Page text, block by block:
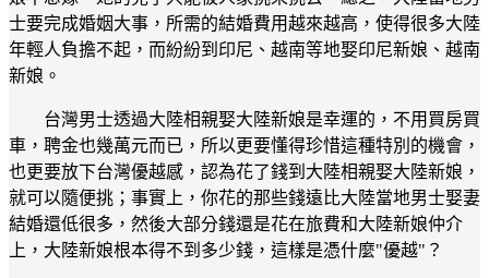
士要完成婚姻大事，所需的結婚費用越來越高，使得很多大陸
年輕人負擔不起，而紛紛到印尼、越南等地娶印尼新娘、越南
新娘。
台灣男士透過大陸相親娶大陸新娘是幸運的，不用買房買
車，聘金也幾萬元而已，所以更要懂得珍惜這種特別的機會，
也更要放下台灣優越感，認為花了錢到大陸相親娶大陸新娘，
就可以隨便挑；事實上，你花的那些錢遠比大陸當地男士娶妻
結婚還低很多，然後大部分錢還是花在旅費和大陸新娘仲介
上，大陸新娘根本得不到多少錢，這樣是憑什麼"優越"？